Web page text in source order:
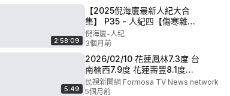
2:58:09
【2025倪海廈最新人紀大合
集】 P35 - 人紀四【傷寒雜病
論】05、甘草瀉心湯 腎結石案
例 疝氣
倪海厦-人纪
3個月前
5:49
2026/02/10 花蓮鳳林7.3度 台
南楠西7.9度 花蓮壽豐8.1度－
民視新聞
民視新聞網 Formosa TV News network
5個月前